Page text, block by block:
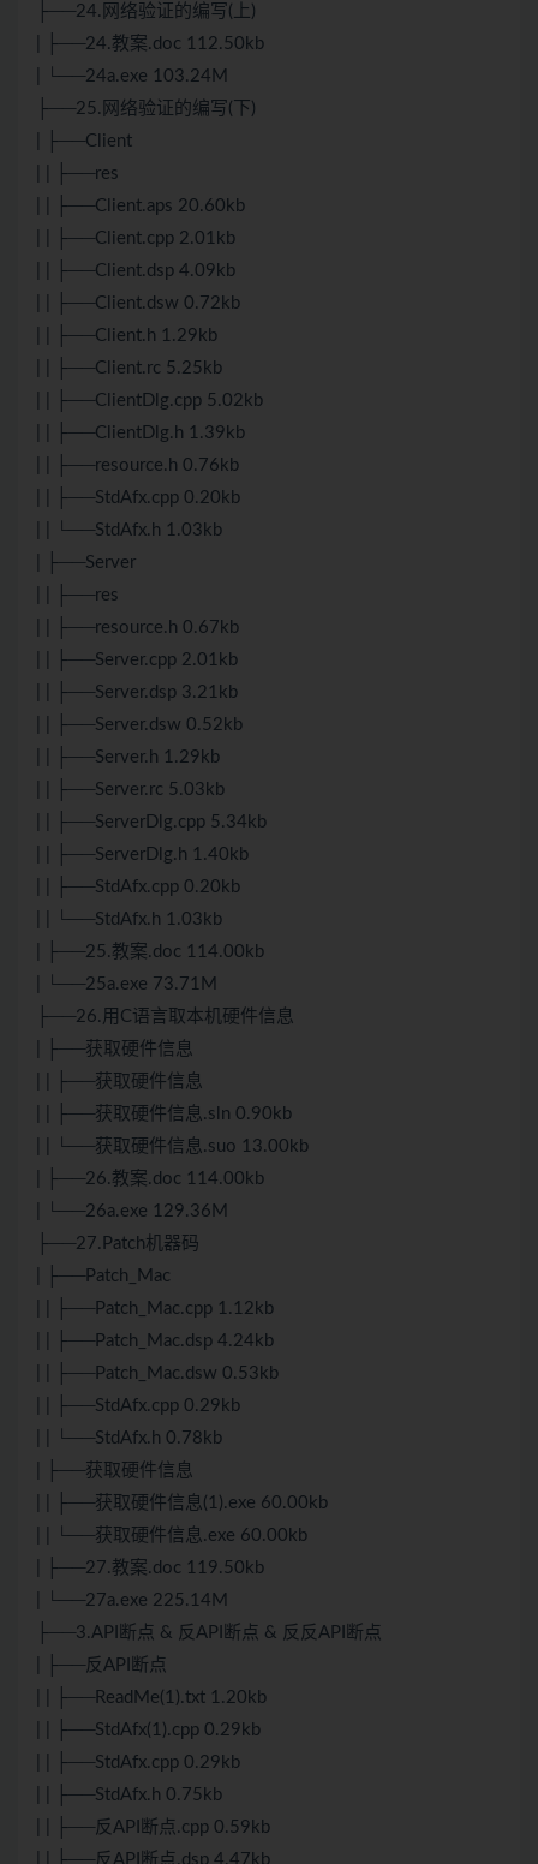
├──24.网络验证的编写(上)
| ├──24.教案.doc 112.50kb
| └──24a.exe 103.24M
├──25.网络验证的编写(下)
| ├──Client
| | ├──res
| | ├──Client.aps 20.60kb
| | ├──Client.cpp 2.01kb
| | ├──Client.dsp 4.09kb
| | ├──Client.dsw 0.72kb
| | ├──Client.h 1.29kb
| | ├──Client.rc 5.25kb
| | ├──ClientDlg.cpp 5.02kb
| | ├──ClientDlg.h 1.39kb
| | ├──resource.h 0.76kb
| | ├──StdAfx.cpp 0.20kb
| | └──StdAfx.h 1.03kb
| ├──Server
| | ├──res
| | ├──resource.h 0.67kb
| | ├──Server.cpp 2.01kb
| | ├──Server.dsp 3.21kb
| | ├──Server.dsw 0.52kb
| | ├──Server.h 1.29kb
| | ├──Server.rc 5.03kb
| | ├──ServerDlg.cpp 5.34kb
| | ├──ServerDlg.h 1.40kb
| | ├──StdAfx.cpp 0.20kb
| | └──StdAfx.h 1.03kb
| ├──25.教案.doc 114.00kb
| └──25a.exe 73.71M
├──26.用C语言取本机硬件信息
| ├──获取硬件信息
| | ├──获取硬件信息
| | ├──获取硬件信息.sln 0.90kb
| | └──获取硬件信息.suo 13.00kb
| ├──26.教案.doc 114.00kb
| └──26a.exe 129.36M
├──27.Patch机器码
| ├──Patch_Mac
| | ├──Patch_Mac.cpp 1.12kb
| | ├──Patch_Mac.dsp 4.24kb
| | ├──Patch_Mac.dsw 0.53kb
| | ├──StdAfx.cpp 0.29kb
| | └──StdAfx.h 0.78kb
| ├──获取硬件信息
| | ├──获取硬件信息(1).exe 60.00kb
| | └──获取硬件信息.exe 60.00kb
| ├──27.教案.doc 119.50kb
| └──27a.exe 225.14M
├──3.API断点 & 反API断点 & 反反API断点
| ├──反API断点
| | ├──ReadMe(1).txt 1.20kb
| | ├──StdAfx(1).cpp 0.29kb
| | ├──StdAfx.cpp 0.29kb
| | ├──StdAfx.h 0.75kb
| | ├──反API断点.cpp 0.59kb
| | ├──反API断点.dsp 4.47kb